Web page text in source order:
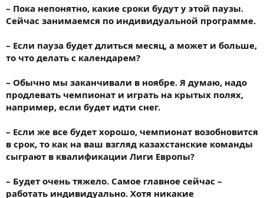
– Пока непонятно, какие сроки будут у этой паузы.
Сейчас занимаемся по индивидуальной программе.
– Если пауза будет длиться месяц, а может и больше,
то что делать с календарем?
– Обычно мы заканчивали в ноябре. Я думаю, надо
продлевать чемпионат и играть на крытых полях,
например, если будет идти снег.
– Если же все будет хорошо, чемпионат возобновится
в срок, то как на ваш взгляд казахстанские команды
сыграют в квалификации Лиги Европы?
– Будет очень тяжело. Самое главное сейчас –
работать индивидуально. Хотя никакие